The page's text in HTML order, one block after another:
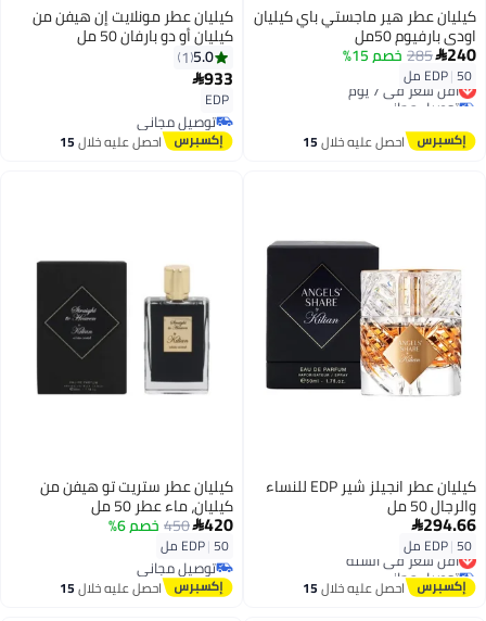
كيليان عطر هير ماجستي باي كيليان
اودي بارفيوم 50مل
240
285 خصم 15%
EDP|50 ملأقل سعر في 7 يوم
توصيل مجاني
أقل سعر في 7 يوم
احصل عليه خلال15
كيليان عطر مونلايت إن هيفن من
كيليان أو دو بارفان 50 مل
5.0
1
933
EDP
توصيل مجاني
توصيل مجانياحصل عليه خلال15
كيليان عطر انجيلز شير EDP للنساء
والرجال 50 مل
294.66
EDP|50 ملأقل سعر في السنة
توصيل مجاني
أقل سعر في السنة
احصل عليه خلال15
كيليان عطر ستريت تو هيفن من
كيليان، ماء عطر 50 مل
420
450 خصم 6%
EDP|50 مل
توصيل مجاني
توصيل مجانياحصل عليه خلال15